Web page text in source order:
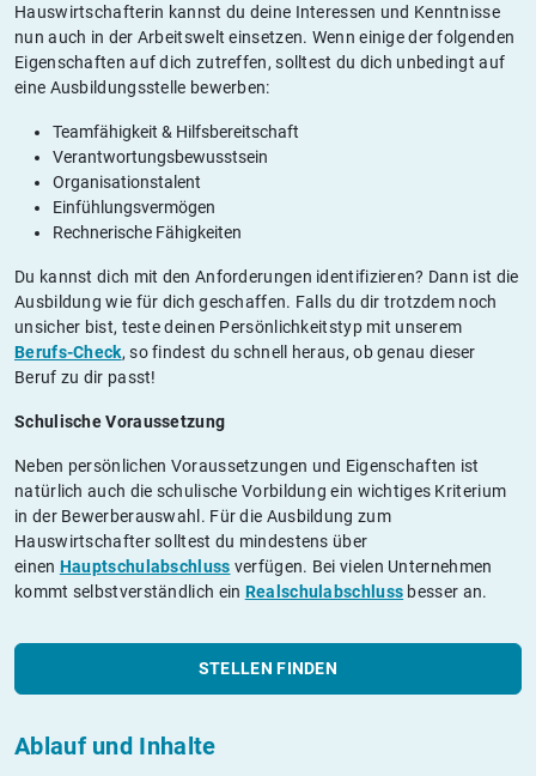
Hauswirtschafterin kannst du deine Interessen und Kenntnisse
nun auch in der Arbeitswelt einsetzen. Wenn einige der folgenden
Eigenschaften auf dich zutreffen, solltest du dich unbedingt auf
eine Ausbildungsstelle bewerben:
Teamfähigkeit & Hilfsbereitschaft
Verantwortungsbewusstsein
Organisationstalent
Einfühlungsvermögen
Rechnerische Fähigkeiten
Du kannst dich mit den Anforderungen identifizieren? Dann ist die
Ausbildung wie für dich geschaffen. Falls du dir trotzdem noch
unsicher bist, teste deinen Persönlichkeitstyp mit unserem
Berufs-Check, so findest du schnell heraus, ob genau dieser
Beruf zu dir passt!
Schulische Voraussetzung
Neben persönlichen Voraussetzungen und Eigenschaften ist
natürlich auch die schulische Vorbildung ein wichtiges Kriterium
in der Bewerberauswahl. Für die Ausbildung zum
Hauswirtschafter solltest du mindestens über
einen Hauptschulabschluss verfügen. Bei vielen Unternehmen
kommt selbstverständlich ein Realschulabschluss besser an.
STELLEN FINDEN
Ablauf und Inhalte